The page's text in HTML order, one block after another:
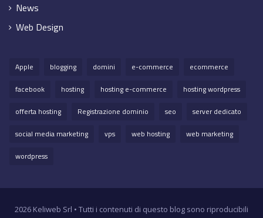
News
Web Design
Apple blogging domini e-commerce
ecommerce
facebook
hosting hosting e-commerce
hosting wordpress
offerta hosting
Registrazione dominio seo
server dedicato
social media marketing
vps web hosting
web marketing
wordpress
2026 Keliweb Srl • Tutti i contenuti di questo blog sono riproducibili